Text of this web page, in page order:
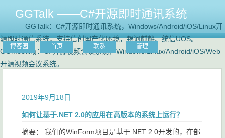
GGTalk ——C#开源即时通讯系统
GGTalk：C#开源即时通讯系统，Windows/Android/iOS/Linux开
源即时通信系统，支持信创国产化环境，银河麒麟、统信UOS。
GGMeeting：C#开源视频会议系统，Windows/Linux/Android/iOS/Web
开源视频会议系统。
博客园 首页 联系 管理
2019年9月18日
如何让基于.NET 2.0的应用在高版本的系统上运行？
摘要： 我们的WinForm项目是基于.NET 2.0开发的，在部